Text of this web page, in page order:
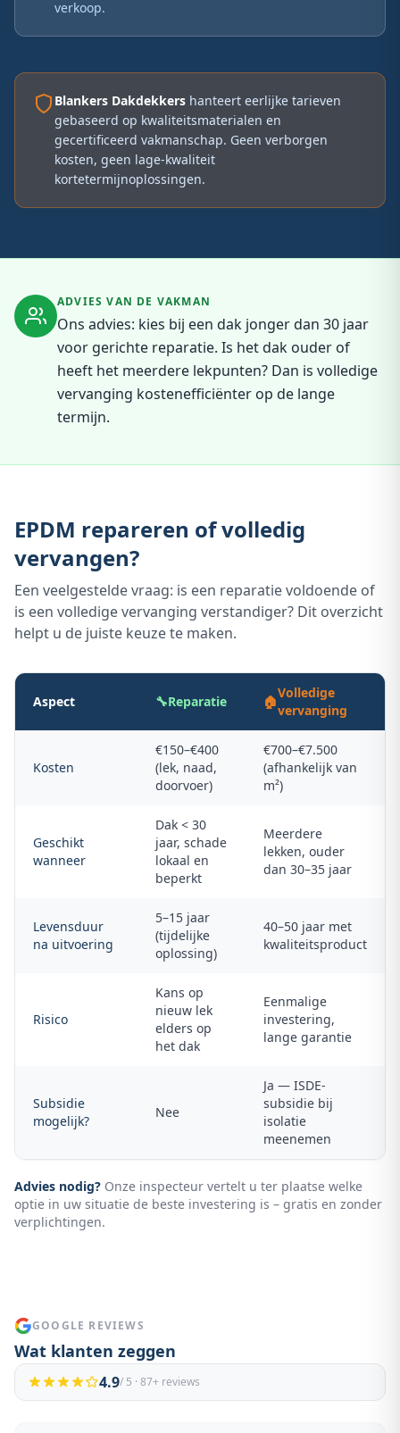
verkoop.
Blankers Dakdekkers hanteert eerlijke tarieven
gebaseerd op kwaliteitsmaterialen en
gecertificeerd vakmanschap. Geen verborgen
kosten, geen lage-kwaliteit
kortetermijnoplossingen.
ADVIES VAN DE VAKMAN
Ons advies: kies bij een dak jonger dan 30 jaar
voor gerichte reparatie. Is het dak ouder of
heeft het meerdere lekpunten? Dan is volledige
vervanging kostenefficiënter op de lange
termijn.
EPDM repareren of volledig
vervangen?
Een veelgestelde vraag: is een reparatie voldoende of
is een volledige vervanging verstandiger? Dit overzicht
helpt u de juiste keuze te maken.
Aspect 🔧Reparatie 🏠
Volledige
vervanging
Kosten
€150–€400
(lek, naad,
doorvoer)
€700–€7.500
(afhankelijk van
m²)
Geschikt
wanneer
Dak < 30
jaar, schade
lokaal en
beperkt
Meerdere
lekken, ouder
dan 30–35 jaar
Levensduur
na uitvoering
5–15 jaar
(tijdelijke
oplossing)
40–50 jaar met
kwaliteitsproduct
Risico
Kans op
nieuw lek
elders op
het dak
Eenmalige
investering,
lange garantie
Subsidie
mogelijk?
Nee
Ja — ISDE-
subsidie bij
isolatie
meenemen
Advies nodig? Onze inspecteur vertelt u ter plaatse welke
optie in uw situatie de beste investering is – gratis en zonder
verplichtingen.
GOOGLE REVIEWS
Wat klanten zeggen
4.9/ 5 · 87+ reviews